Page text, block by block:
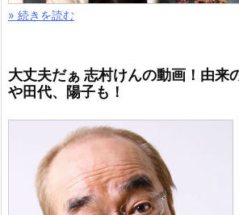
» 続きを読む
大丈夫だぁ 志村けんの動画！由来
や田代、陽子も！